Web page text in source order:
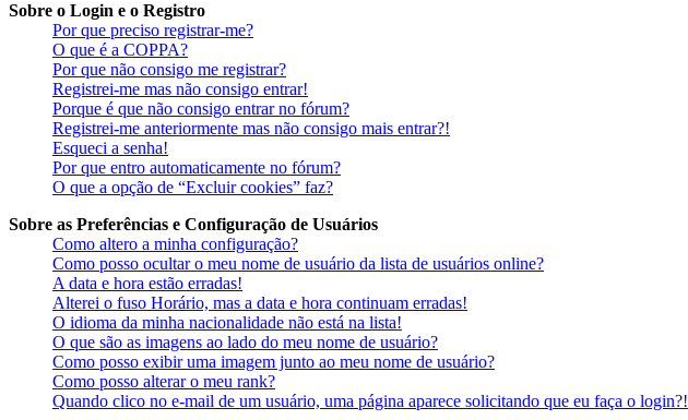
Sobre o Login e o Registro
Por que preciso registrar-me?
O que é a COPPA?
Por que não consigo me registrar?
Registrei-me mas não consigo entrar!
Porque é que não consigo entrar no fórum?
Registrei-me anteriormente mas não consigo mais entrar?!
Esqueci a senha!
Por que entro automaticamente no fórum?
O que a opção de “Excluir cookies” faz?
Sobre as Preferências e Configuração de Usuários
Como altero a minha configuração?
Como posso ocultar o meu nome de usuário da lista de usuários online?
A data e hora estão erradas!
Alterei o fuso Horário, mas a data e hora continuam erradas!
O idioma da minha nacionalidade não está na lista!
O que são as imagens ao lado do meu nome de usuário?
Como posso exibir uma imagem junto ao meu nome de usuário?
Como posso alterar o meu rank?
Quando clico no e-mail de um usuário, uma página aparece solicitando que eu faça o login?!